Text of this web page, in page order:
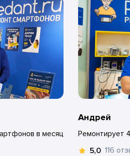
в месяц
Андрей
Ремонтирует
5,0 116